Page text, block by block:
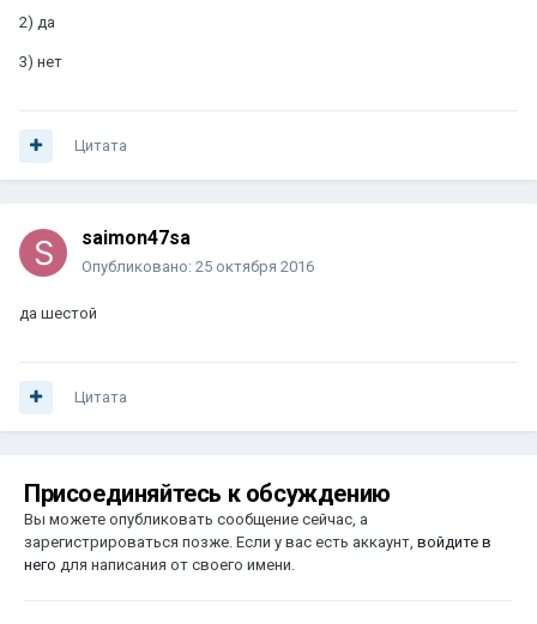
2) да
3) нет
Цитата
saimon47sa
Опубликовано: 25 октября 2016
да шестой
Цитата
Присоединяйтесь к обсуждению
Вы можете опубликовать сообщение сейчас, а
зарегистрироваться позже. Если у вас есть аккаунт, войдите в
него для написания от своего имени.